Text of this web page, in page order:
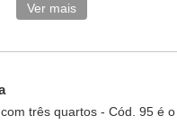
sugestões de projetos que
tamanho de seu terreno ou
Ver mais
três quartos - Cód. 95 é